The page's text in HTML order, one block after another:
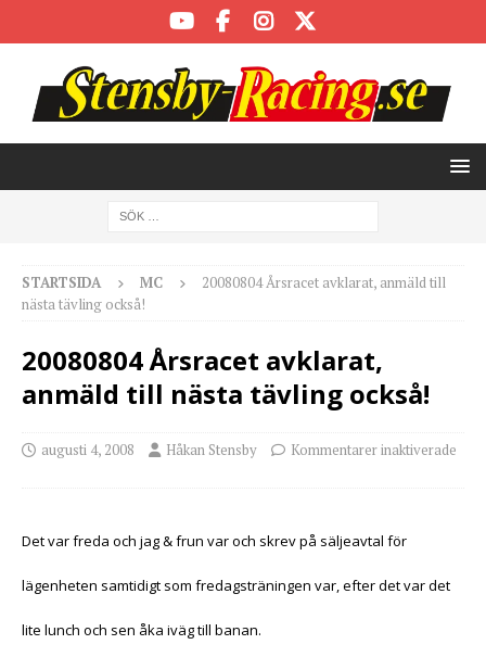
STARTSIDA MC
20080804 Årsracet avklarat, anmäld till
nästa tävling också!
20080804 Årsracet avklarat,
anmäld till nästa tävling också!
augusti 4, 2008 Håkan Stensby Kommentarer inaktiverade
Det var freda och jag & frun var och skrev på säljeavtal för
lägenheten samtidigt som fredagsträningen var, efter det var det
lite lunch och sen åka iväg till banan.